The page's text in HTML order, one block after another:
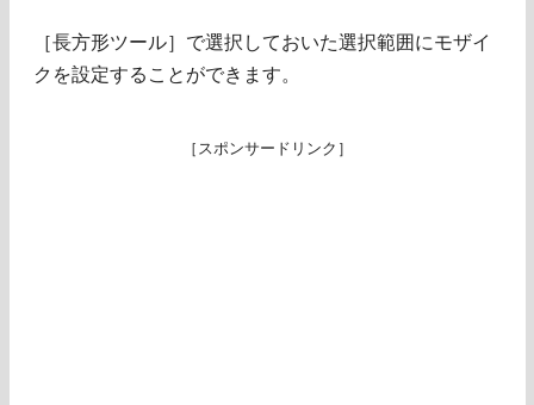
［長方形ツール］で選択しておいた選択範囲にモザイ
クを設定することができます。
［スポンサードリンク］